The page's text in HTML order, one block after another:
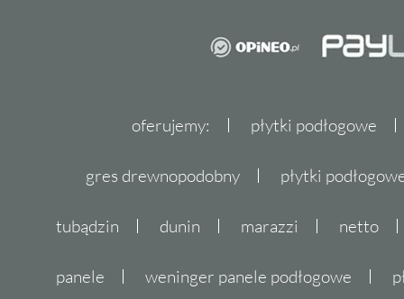
oferujemy: płytki podłogowe
gres drewnopodobny płytki
tubądzin dunin marazzi netto
panele weninger panele podłogowe